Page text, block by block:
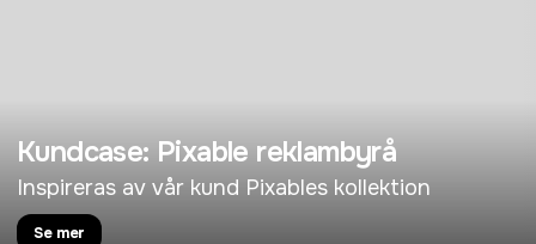
Kundcase: Pixable reklambyrå
Inspireras av vår kund Pixables kollektion
Se mer